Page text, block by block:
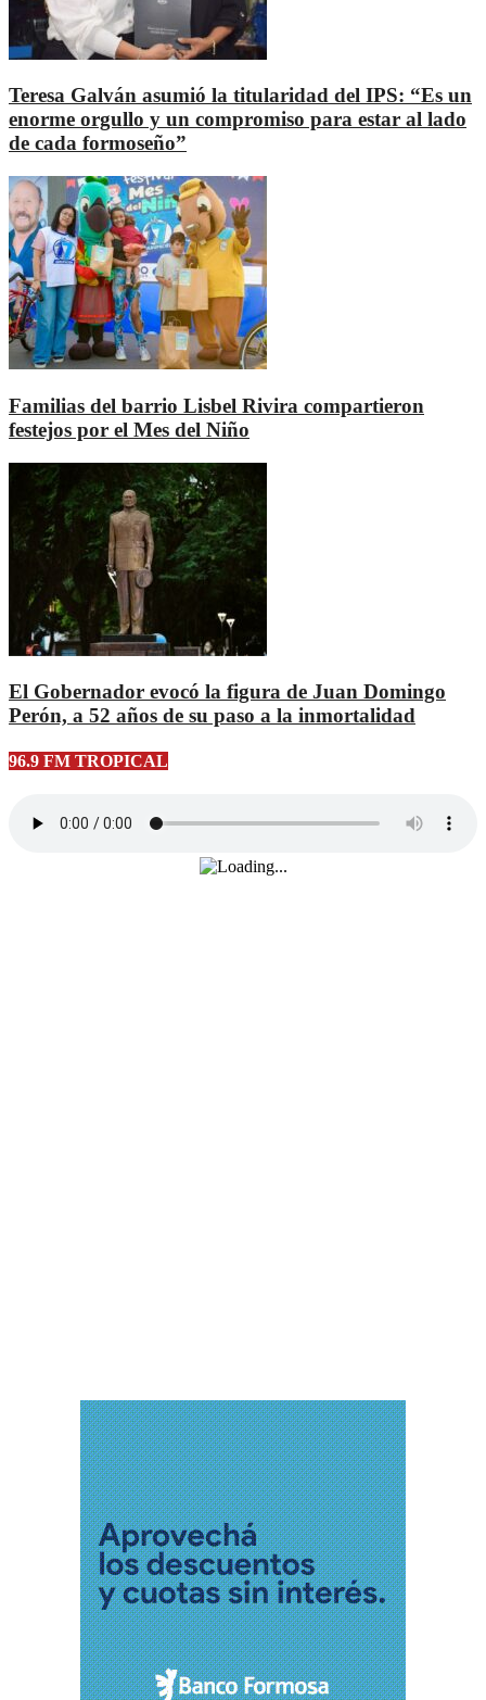
Teresa Galván asumió la titularidad del IPS: “Es un
enorme orgullo y un compromiso para estar al lado
de cada formoseño”
Familias del barrio Lisbel Rivira compartieron
festejos por el Mes del Niño
El Gobernador evocó la figura de Juan Domingo
Perón, a 52 años de su paso a la inmortalidad
96.9 FM TROPICAL